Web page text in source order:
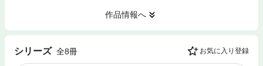
作品情報へ
シリーズ 全8冊 お気に入り登録